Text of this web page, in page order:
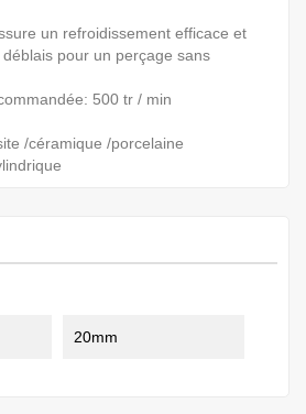
un refroidissement efficace et
pour un perçage sans
500 tr / min
/céramique /porcelaine
20mm